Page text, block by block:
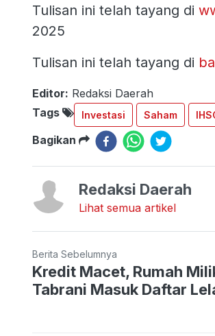
Tulisan ini telah tayang di
2025
Tulisan ini telah tayang di
Editor: Redaksi Daerah
Tags
Investasi Saham
Bagikan
Redaksi Daerah
Lihat semua artikel
Berita Sebelumnya
Kredit Macet, Rumah
Tabrani Masuk Daftar